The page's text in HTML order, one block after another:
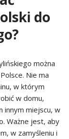
do
można
Nie ma
w którym
w domu,
innym miejscu, w
Ważne jest, aby
w zamyśleniu i